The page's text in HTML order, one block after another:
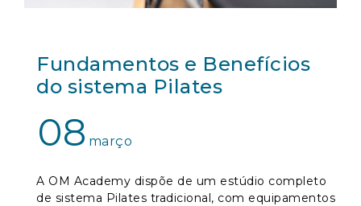
Fundamentos e Benefícios
do sistema Pilates
08março
A OM Academy dispõe de um estúdio completo
de sistema Pilates tradicional, com equipamentos